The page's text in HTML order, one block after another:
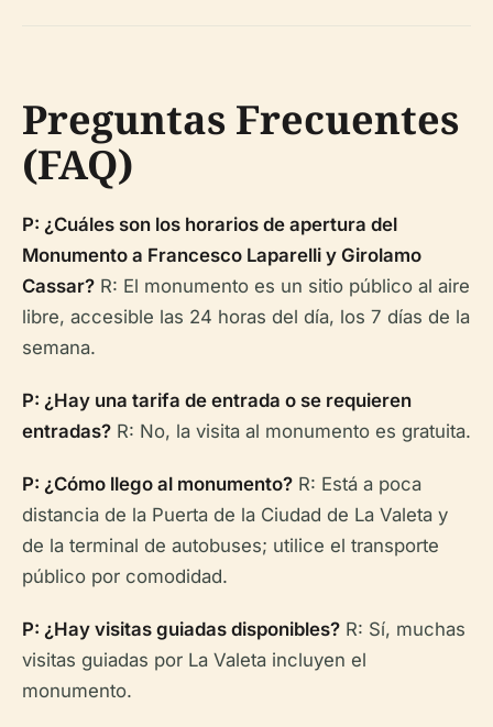
Preguntas Frecuentes
(FAQ)
P: ¿Cuáles son los horarios de apertura del
Monumento a Francesco Laparelli y Girolamo
Cassar? R: El monumento es un sitio público al aire
libre, accesible las 24 horas del día, los 7 días de la
semana.
P: ¿Hay una tarifa de entrada o se requieren
entradas? R: No, la visita al monumento es gratuita.
P: ¿Cómo llego al monumento? R: Está a poca
distancia de la Puerta de la Ciudad de La Valeta y
de la terminal de autobuses; utilice el transporte
público por comodidad.
P: ¿Hay visitas guiadas disponibles? R: Sí, muchas
visitas guiadas por La Valeta incluyen el
monumento.